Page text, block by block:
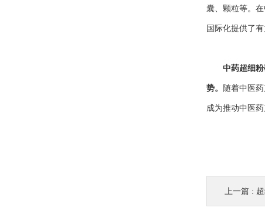
囊、颗粒等。
国际化提供了有
中药超细
势。 随着中医
成为推动中医
上一篇 :